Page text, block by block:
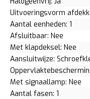
Uitvoeringsvorm
Aantal eenheden: 1
Afsluitbaar: Nee
Met klapdeksel: Nee
Aansluitwijze:
Met signaallamp: Nee
Aantal fasen: 1